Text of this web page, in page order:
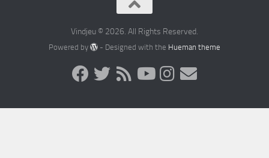
Vindjeu © 2026. All Rights Reserved.
Powered by - Designed with the Hueman theme